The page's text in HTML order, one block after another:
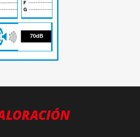
70
70dB